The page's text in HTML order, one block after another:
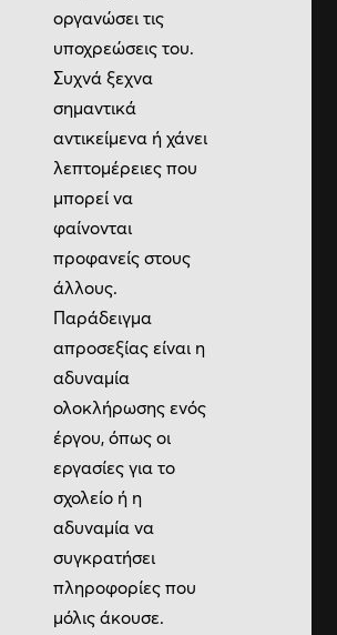
οργανώσει τις
υποχρεώσεις του.
Συχνά ξεχνα
σημαντικά
αντικείμενα ή χάνει
λεπτομέρειες που
μπορεί να
φαίνονται
προφανείς στους
άλλους.
Παράδειγμα
απροσεξίας είναι η
αδυναμία
ολοκλήρωσης ενός
έργου, όπως οι
εργασίες για το
σχολείο ή η
αδυναμία να
συγκρατήσει
πληροφορίες που
μόλις άκουσε.